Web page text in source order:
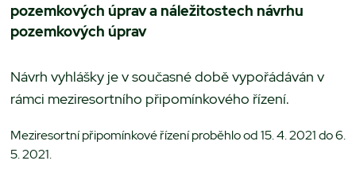
pozemkových úprav a náležitostech návrhu
pozemkových úprav
Návrh vyhlášky je v současné době vypořádáván v
rámci meziresortního připomínkového řízení.
Meziresortní připomínkové řízení proběhlo od 15. 4. 2021 do 6.
5. 2021.